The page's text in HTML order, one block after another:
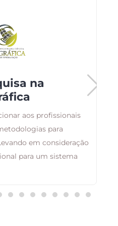
na
aos profissionais
para
em consideração
para um sistema